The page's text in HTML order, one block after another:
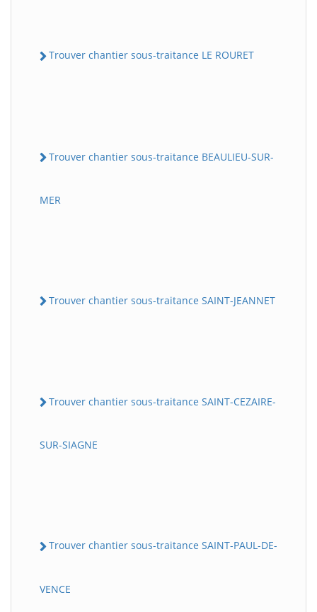
Trouver chantier sous-traitance LE ROURET
Trouver chantier sous-traitance BEAULIEU-SUR-
MER
Trouver chantier sous-traitance SAINT-JEANNET
Trouver chantier sous-traitance SAINT-CEZAIRE-
SUR-SIAGNE
Trouver chantier sous-traitance SAINT-PAUL-DE-
VENCE